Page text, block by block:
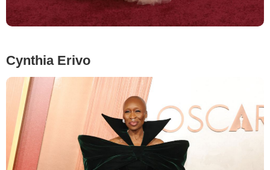
Cynthia Erivo
Getty